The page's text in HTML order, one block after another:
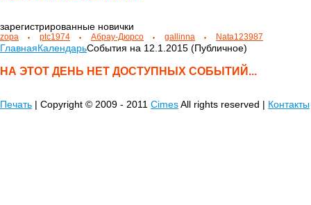
зарегистрированные новички
zopa ptc1974 Абрау-Дюрсо gallinna Nata123987
ГлавнаяКалендарьСобытия на 12.1.2015 (Публичное)
НА ЭТОТ ДЕНЬ НЕТ ДОСТУПНЫХ СОБЫТИЙ...
Печать | Copyright © 2009 - 2011 CimesAll rights reserved | Контакты